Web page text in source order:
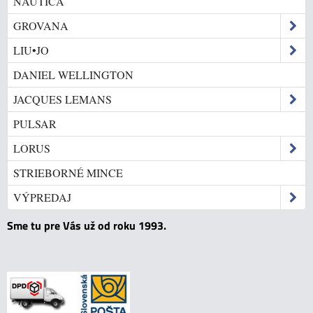
GROVANA
LIU•JO
DANIEL WELLINGTON
JACQUES LEMANS
PULSAR
LORUS
STRIEBORNÉ MINCE
VÝPREDAJ
Sme tu pre Vás už od roku 1993.